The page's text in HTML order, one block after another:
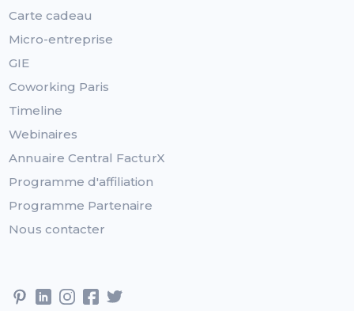
Carte cadeau
Micro-entreprise
GIE
Coworking Paris
Timeline
Webinaires
Annuaire Central FacturX
Programme d'affiliation
Programme Partenaire
Nous contacter